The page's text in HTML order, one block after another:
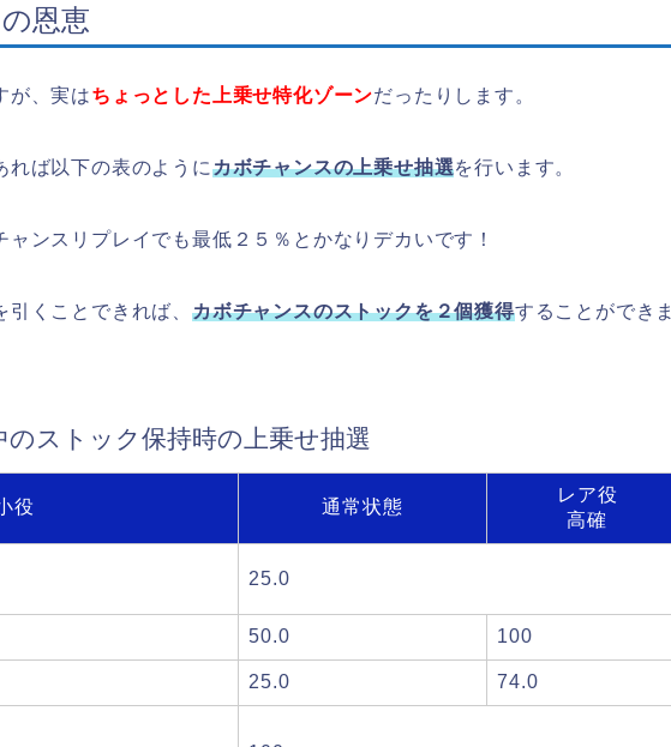
恩恵
が、実はちょっとした上乗せ特化ゾーンだったりします。
れば以下の表のようにカボチャンスの上乗せ抽選を行います。
ャンスリプレイでも最低２５％とかなりデカいです！
くことできれば、 カボチャンスのストックを２個獲得することができま
のストック保持時の上乗せ抽選
役 通常状態
レア役
高確
25.0
50.0 100
25.0 74.0